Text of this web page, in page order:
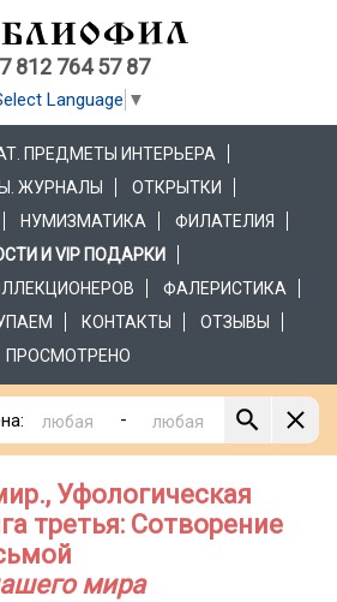
812 764 57 87
Language ▼
ПРЕДМЕТЫ ИНТЕРЬЕРА
ЖУРНАЛЫ
ОТКРЫТКИ
НУМИЗМАТИКА
ФИЛАТЕЛИЯ
И VIP ПОДАРКИ
ФАЛЕРИСТИКА
КОНТАКТЫ
ОТЗЫВЫ
ПРОСМОТРЕНО
-
Уфологическая
третья: Сотворение
мира